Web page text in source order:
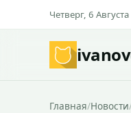
Четверг, 6
Главная/Новости